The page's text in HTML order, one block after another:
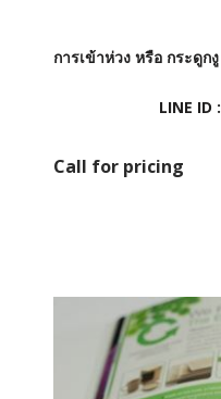
การเข้าห่วง หรือ กระดูกงู
LINE ID :
Call for pricing